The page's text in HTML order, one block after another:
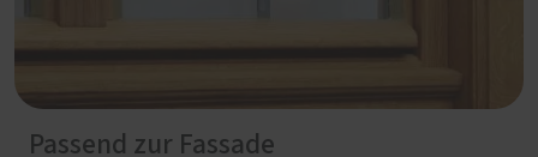
Passend zur Fassade